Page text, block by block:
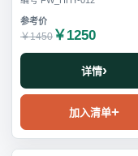
￥1450 ￥1250
详情
加入清单